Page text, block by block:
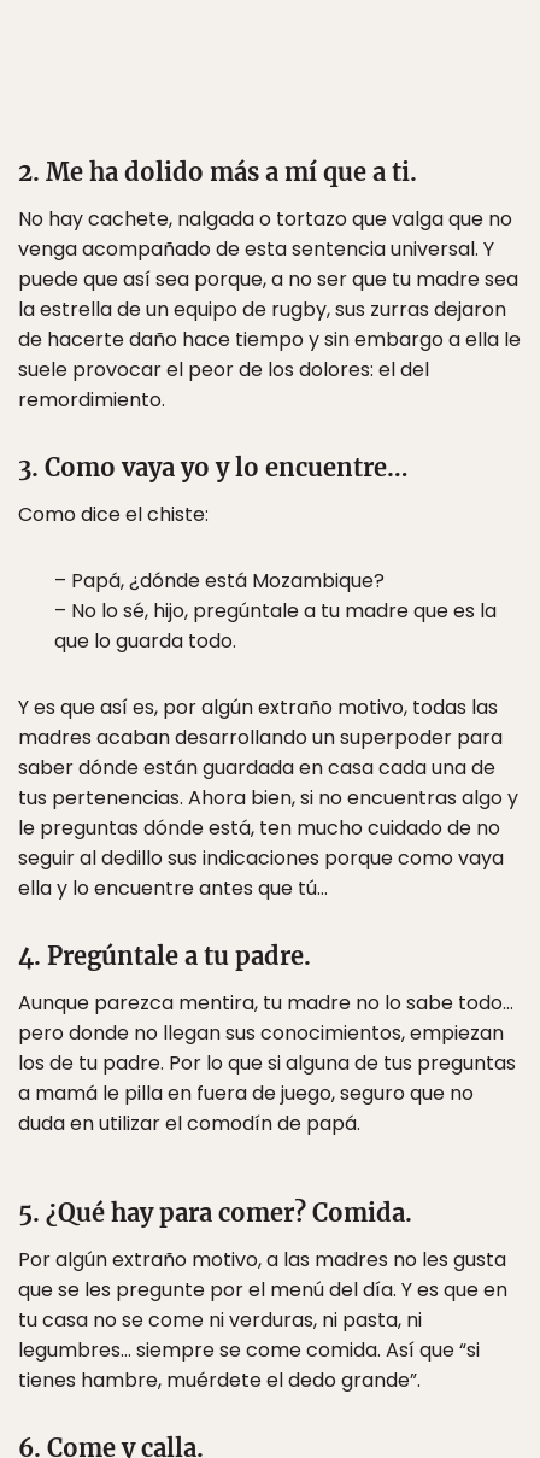
2. Me ha dolido más a mí que a ti.
No hay cachete, nalgada o tortazo que valga que no
venga acompañado de esta sentencia universal. Y
puede que así sea porque, a no ser que tu madre sea
la estrella de un equipo de rugby, sus zurras dejaron
de hacerte daño hace tiempo y sin embargo a ella le
suele provocar el peor de los dolores: el del
remordimiento.
3. Como vaya yo y lo encuentre…
Como dice el chiste:
– Papá, ¿dónde está Mozambique?
– No lo sé, hijo, pregúntale a tu madre que es la
que lo guarda todo.
Y es que así es, por algún extraño motivo, todas las
madres acaban desarrollando un superpoder para
saber dónde están guardada en casa cada una de
tus pertenencias. Ahora bien, si no encuentras algo y
le preguntas dónde está, ten mucho cuidado de no
seguir al dedillo sus indicaciones porque como vaya
ella y lo encuentre antes que tú…
4. Pregúntale a tu padre.
Aunque parezca mentira, tu madre no lo sabe todo…
pero donde no llegan sus conocimientos, empiezan
los de tu padre. Por lo que si alguna de tus preguntas
a mamá le pilla en fuera de juego, seguro que no
duda en utilizar el comodín de papá.
5. ¿Qué hay para comer? Comida.
Por algún extraño motivo, a las madres no les gusta
que se les pregunte por el menú del día. Y es que en
tu casa no se come ni verduras, ni pasta, ni
legumbres… siempre se come comida. Así que “si
tienes hambre, muérdete el dedo grande”.
6. Come y calla.